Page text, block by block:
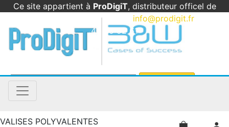
Ce site appartient à ProDigiT, distributeur officel de
B&W International en France
info@prodigit.fr
46 05 92 61
VALISES POLYVALENTES